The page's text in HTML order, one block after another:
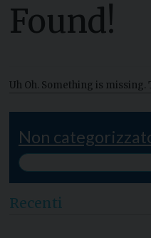
Found!
Uh Oh. Something is
Non
Recenti